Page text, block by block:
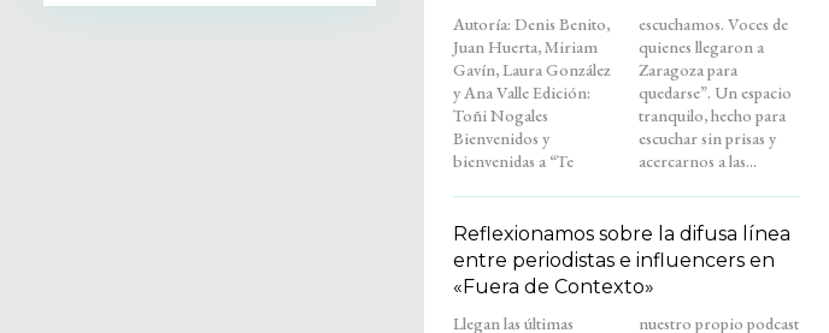
Autoría: Denis Benito,
Juan Huerta, Miriam
Gavín, Laura González
y Ana Valle Edición:
Toñi Nogales
Bienvenidos y
bienvenidas a “Te
escuchamos. Voces de
quienes llegaron a
Zaragoza para
quedarse”. Un espacio
tranquilo, hecho para
escuchar sin prisas y
acercarnos a las...
Reflexionamos sobre la difusa línea
entre periodistas e influencers en
«Fuera de Contexto»
Llegan las últimas
nuestro propio podcast